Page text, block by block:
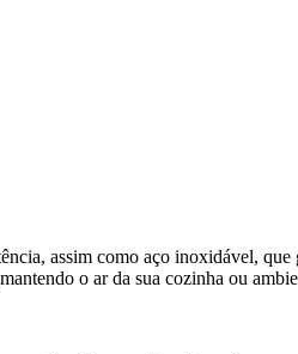
assim como aço inoxidável,
o ar da sua cozinha ou